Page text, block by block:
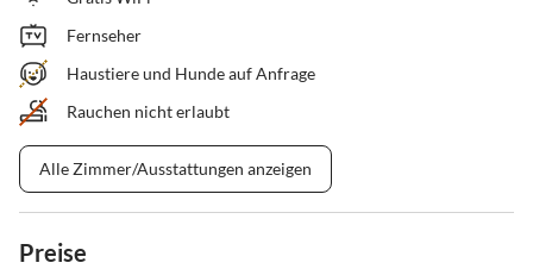
Fernseher
Haustiere und Hunde auf Anfrage
Rauchen nicht erlaubt
Alle Zimmer/Ausstattungen anzeigen
Preise